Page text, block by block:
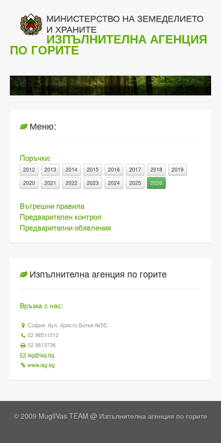
МИНИСТЕРСТВО НА ЗЕМЕДЕЛИЕТО
И ХРАНИТЕ
ИЗПЪЛНИТЕЛНА АГЕНЦИЯ
ПО ГОРИТЕ
Меню:
Поръчки:
2012 2013 2014 2015 2016 2017 2018
2019
2020
2021 2022 2023 2024 2025 2026
Вътрешни правила
Предварителен контрол
Предварителни обявления
Изпълнителна агенция по горите
Връзка с нас:
София, бул. Христо Ботев №55
02 98511512
02 9813736
iag@iag.bg
www.iag.bg
© 2009 MuglIVas TEAM @ Изпълнителна агенция по горите